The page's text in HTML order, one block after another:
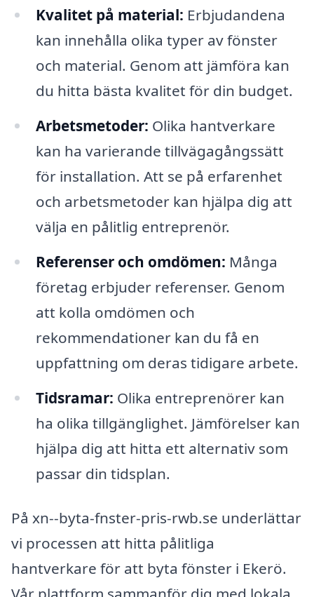
Kvalitet på material: Erbjudandena
kan innehålla olika typer av fönster
och material. Genom att jämföra kan
du hitta bästa kvalitet för din budget.
Arbetsmetoder: Olika hantverkare
kan ha varierande tillvägagångssätt
för installation. Att se på erfarenhet
och arbetsmetoder kan hjälpa dig att
välja en pålitlig entreprenör.
Referenser och omdömen: Många
företag erbjuder referenser. Genom
att kolla omdömen och
rekommendationer kan du få en
uppfattning om deras tidigare arbete.
Tidsramar: Olika entreprenörer kan
ha olika tillgänglighet. Jämförelser kan
hjälpa dig att hitta ett alternativ som
passar din tidsplan.
På xn--byta-fnster-pris-rwb.se underlättar
vi processen att hitta pålitliga
hantverkare för att byta fönster i Ekerö.